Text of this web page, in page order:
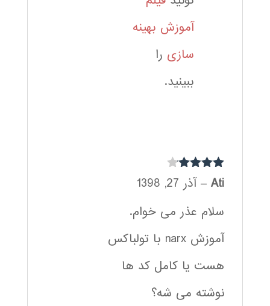
آموزش بهینه
سازی را
ببینید.
نمره 4از
5
Ati
– آذر 27, 1398
سلام عذر می خوام.
آموزش narx با تولباکس
هست یا کامل کد ها
نوشته می شه؟